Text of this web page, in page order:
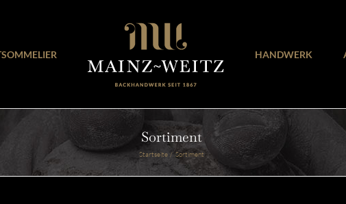
HANDWERK
Sortiment
Startseite Sortiment